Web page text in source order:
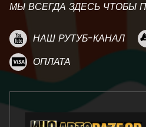
МЫ ВСЕГДА ЗДЕСЬ ЧТОБЫ
НАШ РУТУБ-КАНАЛ
ОПЛАТА